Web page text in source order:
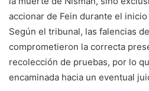
accionar de Fein durante el
Según el tribunal, las falencias
comprometieron la correcta
recolección de pruebas, por lo
encaminada hacia un eventual